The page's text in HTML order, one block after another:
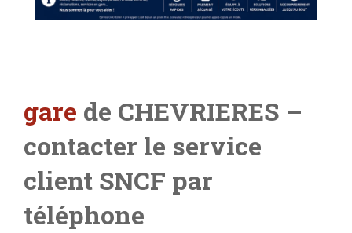
gare de CHEVRIERES –
contacter le service
client SNCF par
téléphone